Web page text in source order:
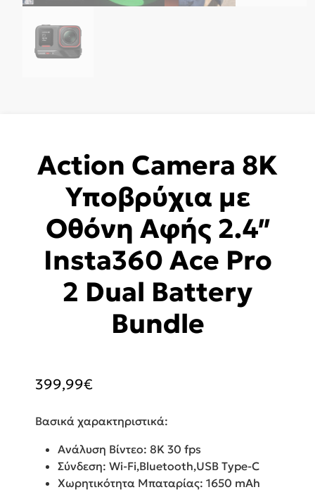
Action Camera 8K
Υποβρύχια με
Οθόνη Αφής 2.4″
Insta360 Ace Pro
2 Dual Battery
Bundle
399,99€
Βασικά χαρακτηριστικά:
Ανάλυση Βίντεο: 8K 30 fps
Σύνδεση: Wi-Fi,Bluetooth,USB Type-C
Χωρητικότητα Μπαταρίας: 1650 mAh